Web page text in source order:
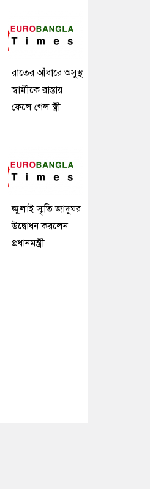
রাতের আঁধারে অসুস্থ
স্বামীকে রাস্তায়
ফেলে গেল স্ত্রী
জুলাই স্মৃতি জাদুঘর
উদ্বোধন করলেন
প্রধানমন্ত্রী